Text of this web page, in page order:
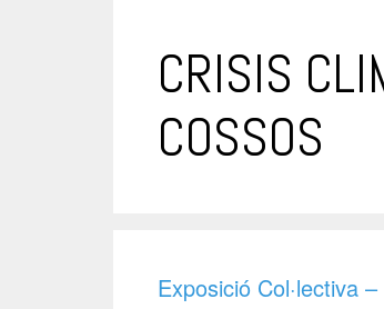
CRISIS
COSSOS
Exposició Col·lectiva